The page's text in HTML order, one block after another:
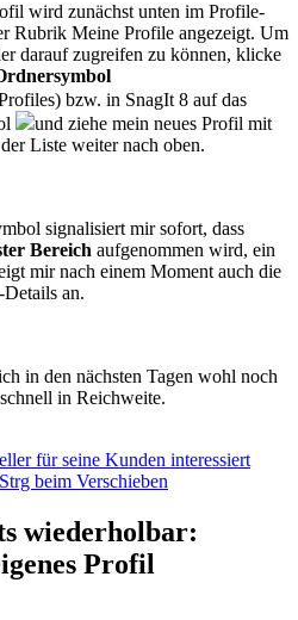
wird zunächst unten im Profile-
Rubrik Meine Profile angezeigt. Um
darauf zugreifen zu können, klicke
bzw. in SnagIt 8 auf das
und ziehe mein neues Profil mit
Liste weiter nach oben.
signalisiert mir sofort, dass
Bereich aufgenommen wird, ein
mir nach einem Moment auch die
an.
in den nächsten Tagen wohl noch
in Reichweite.
für seine Kunden interessiert
beim Verschieben
wiederholbar:
Profil